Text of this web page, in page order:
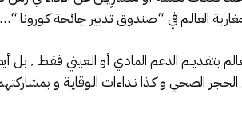
العالـم في “صندوق تـدبير جائحة كـورونا “…
لـم
الصحي و كـذا نـداءات الـوقايـة و بمشاركتهم